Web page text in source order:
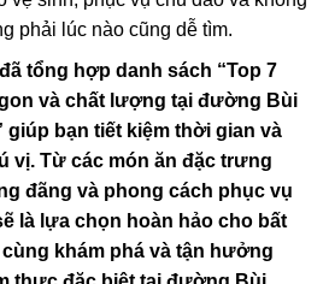
phải lúc nào cũng dễ tìm.
tổng hợp danh sách “Top 7
và chất lượng tại đường Bùi
giúp bạn tiết kiệm thời gian và
vị. Từ các món ăn đặc trưng
đãng và phong cách phục vụ
là lựa chọn hoàn hảo cho bất
khám phá và tận hưởng